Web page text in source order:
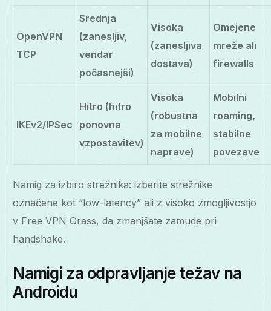
OpenVPN
TCP
Srednja
(zanesljiv,
vendar
počasnejši)
Visoka
(zanesljiva
dostava)
Omejene
mreže ali
firewalls
IKEv2/IPSec
Hitro (hitro
ponovna
vzpostavitev)
Visoka
(robustna
za mobilne
naprave)
Mobilni
roaming,
stabilne
povezave
Namig za izbiro strežnika: izberite strežnike
označene kot “low-latency” ali z visoko zmogljivostjo
v Free VPN Grass, da zmanjšate zamude pri
handshake.
Namigi za odpravljanje težav na
Androidu